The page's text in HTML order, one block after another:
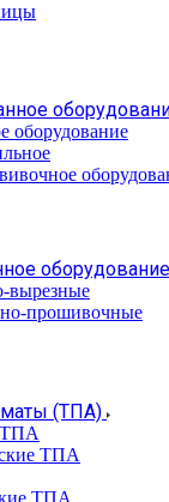
оборудование
оборудование
вырезные
прошивочные
(ТПА)
ТПА
ТПА
ТПА